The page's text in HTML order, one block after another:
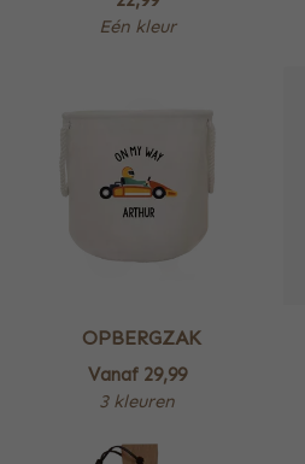
Eén kleur
OPBERGZAK
Vanaf 29,99
3 kleuren